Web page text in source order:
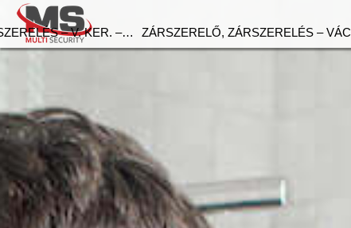
– V. KER. –… ZÁRSZERELŐ, ZÁRSZERELÉS – VÁC